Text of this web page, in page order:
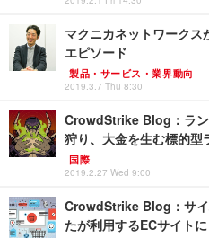
マクニカネットワーク
エピソード
製品・サービス・業界動向
2019.3.7 Thu 8:30
CrowdStrike Blog：ラ
狩り、大金を生む標的型
国際
2019.2.27 Wed 9:00
CrowdStrike Blog：サ
たが利用するECサイトに